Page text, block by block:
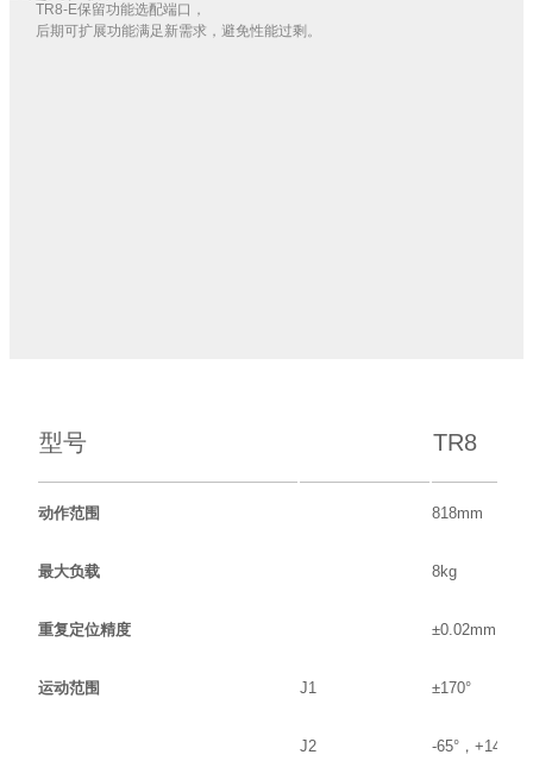
TR8-E保留功能选配端口，
后期可扩展功能满足新需求，避免性能过剩。
型号 TR8
动作范围 818mm
最大负载 8kg
重复定位精度 ±0.02mm
运动范围 J1 ±170°
J2 -65°，+145°